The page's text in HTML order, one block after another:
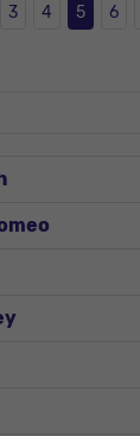
3 4 5 6